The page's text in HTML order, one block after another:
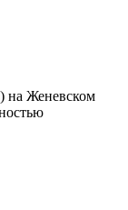
на Женевском